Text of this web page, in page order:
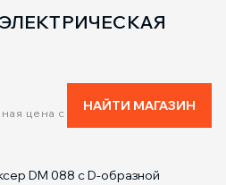
цена с
НАЙТИ МАГАЗИН
DM 088 с D-образной